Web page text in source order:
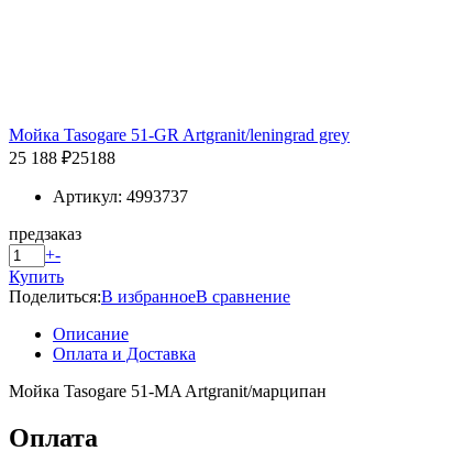
Мойка Tasogare 51-GR Artgranit/leningrad grey
25 188 ₽25188
Артикул: 4993737
предзаказ
+-
Купить
Поделиться:В избранноеВ сравнение
Описание
Оплата и Доставка
Мойка Tasogare 51-MA Artgranit/марципан
Оплата